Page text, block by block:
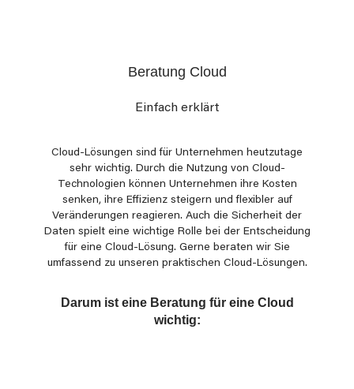
Beratung Cloud
Einfach erklärt
Cloud-Lösungen sind für Unternehmen heutzutage
sehr wichtig. Durch die Nutzung von Cloud-
Technologien können Unternehmen ihre Kosten
senken, ihre Effizienz steigern und flexibler auf
Veränderungen reagieren. Auch die Sicherheit der
Daten spielt eine wichtige Rolle bei der Entscheidung
für eine Cloud-Lösung. Gerne beraten wir Sie
umfassend zu unseren praktischen Cloud-Lösungen.
Darum ist eine Beratung für eine Cloud
wichtig: